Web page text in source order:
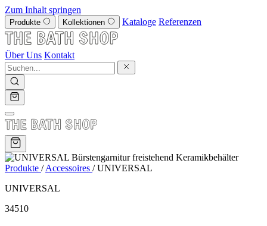
Zum Inhalt springen
Produkte Kollektionen Kataloge Referenzen
Über Uns Kontakt
Produkte / Accessoires / UNIVERSAL
UNIVERSAL
34510